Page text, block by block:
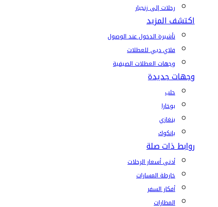
رحلات إلى زنجبار
اكتشف المزيد
تأشيرة الدخول عند الوصول
فلاي دبي للعطلات
وجهات العطلات الصيفية
وجهات جديدة
حلب
بوخارا
بنغازي
بانكوك
روابط ذات صلة
أدنى أسعار الرحلات
خارطة المسارات
أفكار السفر
المطارات